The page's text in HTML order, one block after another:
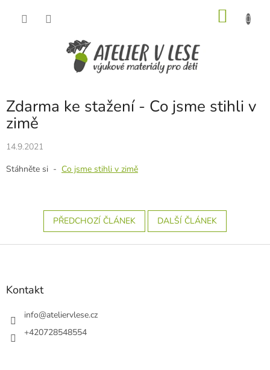
Zdarma ke stažení - Co jsme stihli v
zimě
14.9.2021
Stáhněte si - Co jsme stihli v zimě
PŘEDCHOZÍ ČLÁNEK DALŠÍ ČLÁNEK
Z
Kontakt
info@ateliervlese.cz
+420728548554